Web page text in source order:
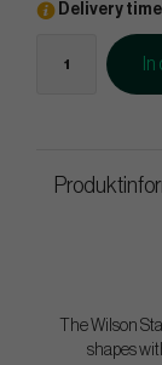
Delivery
The Wilson
shapes